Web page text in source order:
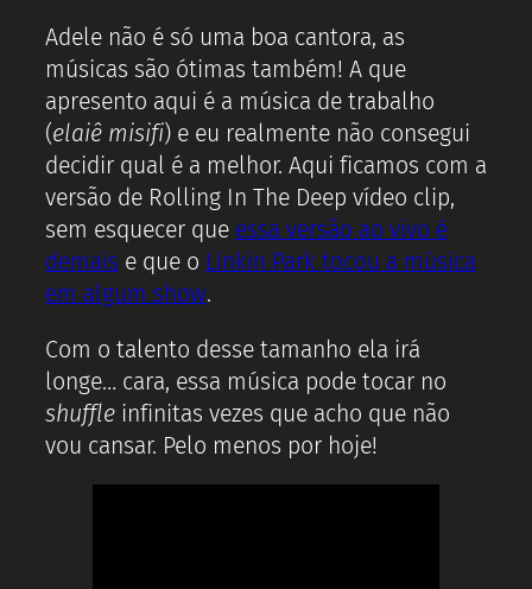
Adele não é só uma boa cantora, as
músicas são ótimas também! A que
apresento aqui é a música de trabalho
(elaiê misifi) e eu realmente não consegui
decidir qual é a melhor. Aqui ficamos com a
versão de Rolling In The Deep vídeo clip,
sem esquecer que essa versão ao vivo é
demais e que o Linkin Park tocou a música
em algum show.
Com o talento desse tamanho ela irá
longe… cara, essa música pode tocar no
shuffleinfinitas vezes que acho que não
vou cansar. Pelo menos por hoje!